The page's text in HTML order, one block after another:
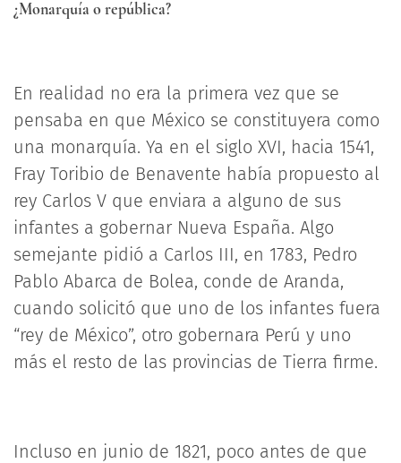
¿Monarquía o república?
En realidad no era la primera vez que se
pensaba en que México se constituyera como
una monarquía. Ya en el siglo XVI, hacia 1541,
Fray Toribio de Benavente había propuesto al
rey Carlos V que enviara a alguno de sus
infantes a gobernar Nueva España. Algo
semejante pidió a Carlos III, en 1783, Pedro
Pablo Abarca de Bolea, conde de Aranda,
cuando solicitó que uno de los infantes fuera
“rey de México”, otro gobernara Perú y uno
más el resto de las provincias de Tierra firme.
Incluso en junio de 1821, poco antes de que